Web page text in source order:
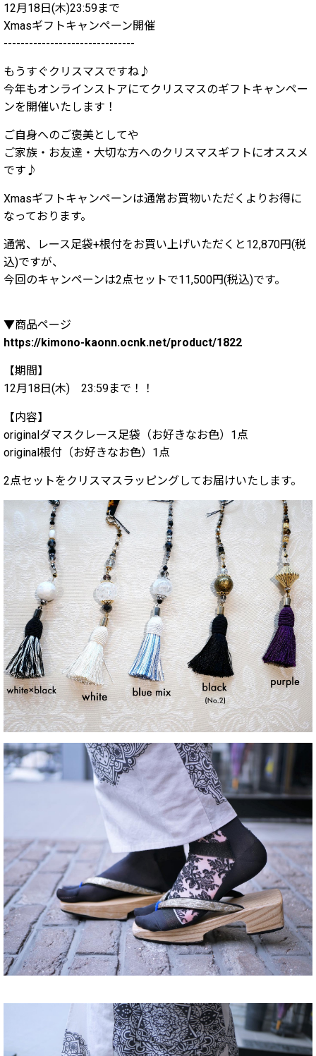
12月18日(木)23:59まで
Xmasギフトキャンペーン開催
-------------------------------
もうすぐクリスマスですね♪
今年もオンラインストアにてクリスマスのギフトキャンペー
ンを開催いたします！
ご自身へのご褒美としてや
ご家族・お友達・大切な方へのクリスマスギフトにオススメ
です♪
Xmasギフトキャンペーンは通常お買物いただくよりお得に
なっております。
通常、レース足袋+根付をお買い上げいただくと12,870円(税
込)ですが、
今回のキャンペーンは2点セットで11,500円(税込)です。
▼商品ページ
https://kimono-kaonn.ocnk.net/product/1822
【期間】
12月18日(木) 23:59まで！！
【内容】
originalダマスクレース足袋（お好きなお色）1点
original根付（お好きなお色）1点
2点セットをクリスマスラッピングしてお届けいたします。